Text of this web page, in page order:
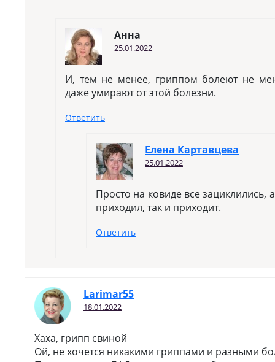
Анна
25.01.2022
И, тем не менее, гриппом болеют не
даже умирают от этой болезни.
Ответить
Елена Картавцева
25.01.2022
Просто на ковиде все зациклились,
приходил, так и приходит.
Ответить
Larimar55
18.01.2022
Хаха, грипп свиной
Ой, не хочется никакими гриппами и разными